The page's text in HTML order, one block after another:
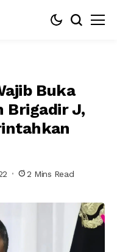
Buka
Brigadir J,
2 Mins Read